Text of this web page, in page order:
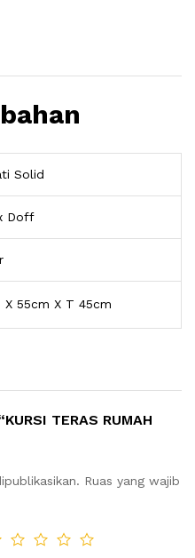
Solid
Doff
X 55cm X T 45cm
TERAS RUMAH
Ruas yang wajib